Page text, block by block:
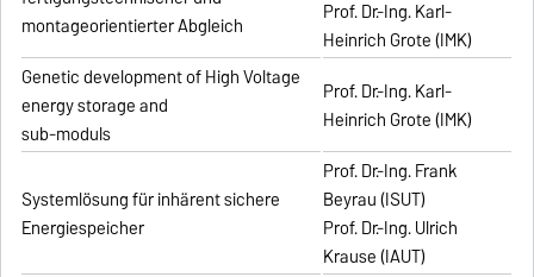
montageorientierter Abgleich
Prof. Dr.-Ing. Karl-
Heinrich Grote (IMK)
Genetic development of High Voltage
energy storage and
sub-moduls
Prof. Dr.-Ing. Karl-
Heinrich Grote (IMK)
Systemlösung für inhärent sichere
Energiespeicher
Prof. Dr.-Ing. Frank
Beyrau (ISUT)
Prof. Dr.-Ing. Ulrich
Krause (IAUT)